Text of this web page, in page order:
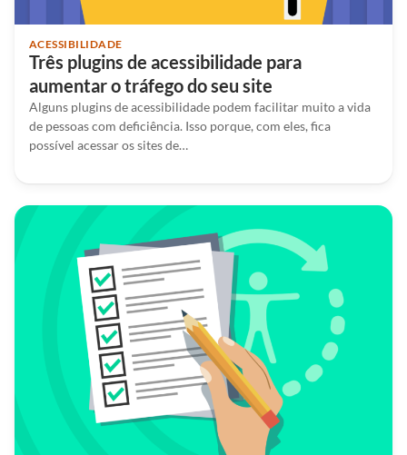
ACESSIBILIDADE
Três plugins de acessibilidade para
aumentar o tráfego do seu site
Alguns plugins de acessibilidade podem facilitar muito a vida
de pessoas com deficiência. Isso porque, com eles, fica
possível acessar os sites de…